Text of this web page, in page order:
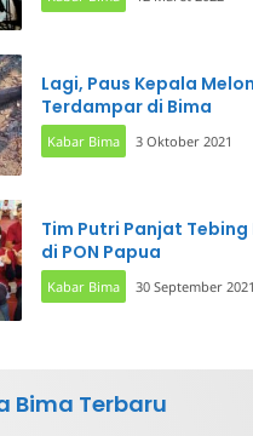
Lagi, Paus Kepala
Terdampar di Bima
Kabar Bima 3 Oktober 2021
Tim Putri Panjat Tebing
di PON Papua
Kabar Bima 30 September 2021
Bima Terbaru